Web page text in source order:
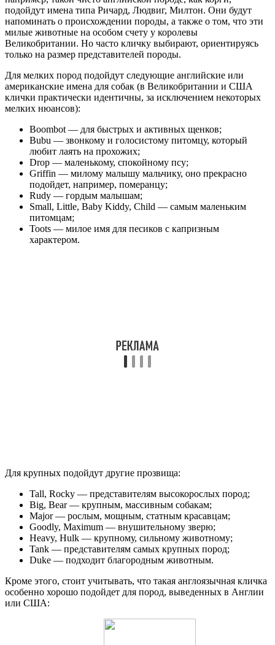
подойдут имена типа Ричард, Людвиг, Милтон. Они будут
напоминать о происхождении породы, а также о том, что эти
милые животные на особом счету у королевы
Великобритании. Но часто кличку выбирают, ориентируясь
только на размер представителей породы.
Для мелких пород подойдут следующие английские или
американские имена для собак (в Великобритании и США
клички практически идентичны, за исключением некоторых
мелких нюансов):
Boombot — для быстрых и активных щенков;
Bubu — звонкому и голосистому питомцу, который
любит лаять на прохожих;
Drop — маленькому, спокойному псу;
Griffin — милому малышу мальчику, оно прекрасно
подойдет, например, померанцу;
Rudy — гордым малышам;
Small, Little, Baby Kiddy, Child — самым маленьким
питомцам;
Toots — милое имя для песиков с капризным
характером.
Для крупных подойдут другие прозвища:
Tall, Rocky — представителям высокорослых пород;
Big, Bear — крупным, массивным собакам;
Major — рослым, мощным, статным красавцам;
Goodly, Maximum — внушительному зверю;
Heavy, Hulk — крупному, сильному животному;
Tank — представителям самых крупных пород;
Duke — подходит благородным животным.
Кроме этого, стоит учитывать, что такая англоязычная кличка
особенно хорошо подойдет для пород, выведенных в Англии
или США: